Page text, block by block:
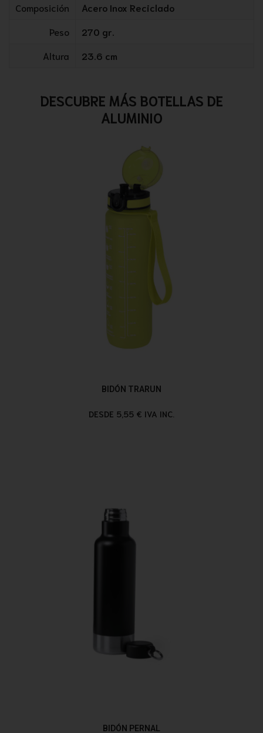
Composición
Acero Inox Reciclado
Peso
270 gr.
Altura
23.6 cm
DESCUBRE MÁS BOTELLAS DE
ALUMINIO
BIDÓN TRARUN
DESDE 5,55 € IVA INC.
BIDÓN PERNAL